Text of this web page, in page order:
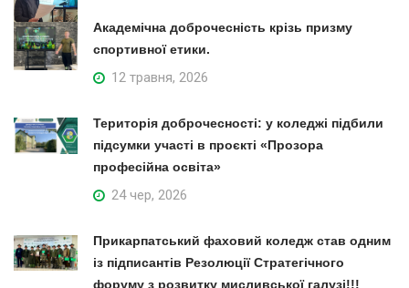
Академічна доброчесність крізь призму
спортивної етики.
12 травня, 2026
Територія доброчесності: у коледжі підбили
підсумки участі в проєкті «Прозора
професійна освіта»
24 чер, 2026
Прикарпатський фаховий коледж став одним
із підписантів Резолюції Стратегічного
форуму з розвитку мисливської галузі!!!